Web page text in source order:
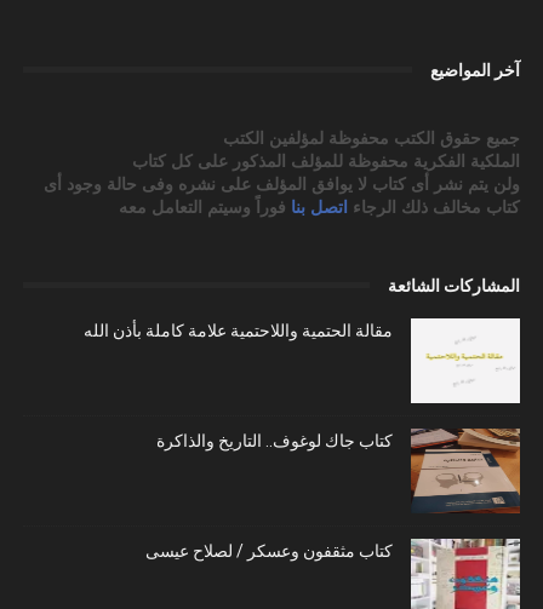
آخر المواضيع
جميع حقوق الكتب محفوظة لمؤلفين الكتب
الملكية الفكرية محفوظة للمؤلف المذكور على كل كتاب
ولن يتم نشر أى كتاب لا يوافق المؤلف على نشره وفى حالة وجود أى
كتاب مخالف ذلك الرجاء اتصل بنا فوراً وسيتم التعامل معه
المشاركات الشائعة
مقالة الحتمية واللاحتمية علامة كاملة بأذن الله
كتاب جاك لوغوف.. التاريخ والذاكرة
كتاب مثقفون وعسكر / لصلاح عيسى